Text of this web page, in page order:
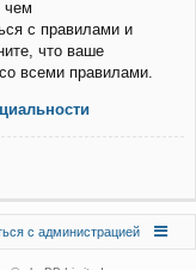
чем
с правилами и
что ваше
всеми правилами.
ься с администрацией